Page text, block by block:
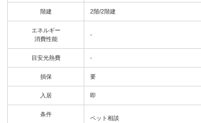
階建 2階/2階建
エネルギー
消費性能
-
目安光熱費 -
損保 要
入居 即
条件
ペット相談